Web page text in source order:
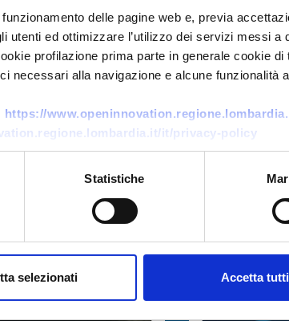
delle pagine web e, previa
utenti ed ottimizzare l’utilizzo dei servizi messi a
profilazione prima parte in generale cookie di
necessari alla navigazione e alcune funzionalità
https://
it/privacy-policy
Statistiche
selezionati Accetta tutti
per analisi della
Offerta di
Substrati
rilevazione
ID EEN:
novembre 2026 Scade il